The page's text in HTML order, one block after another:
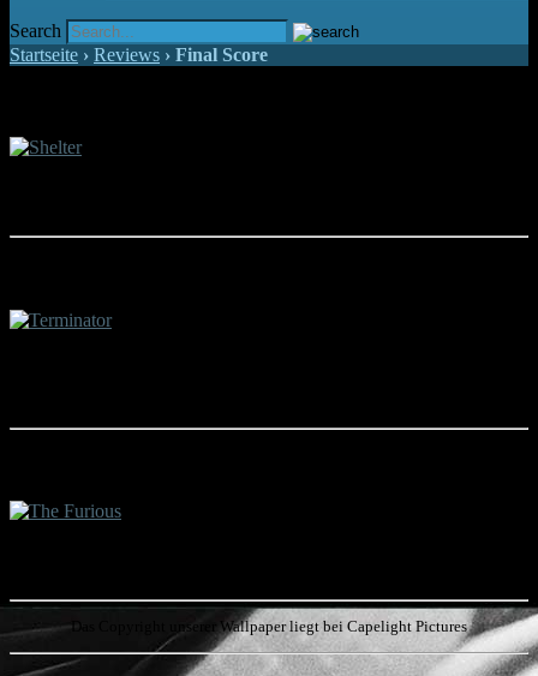
Search
Startseite › Reviews › Final Score
Das Copyright unserer Wallpaper liegt bei Capelight Pictures